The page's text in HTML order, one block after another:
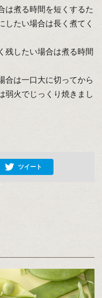
は煮る時間を短くするた
したい場合は長く煮てく
残したい場合は煮る時間
合は一口大に切ってから
弱火でじっくり焼きまし
ツイート